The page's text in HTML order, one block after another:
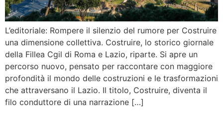
L’editoriale: Rompere il silenzio del rumore per Costruire
una dimensione collettiva. Costruire, lo storico giornale
della Fillea Cgil di Roma e Lazio, riparte. Si apre un
percorso nuovo, pensato per raccontare con maggiore
profondità il mondo delle costruzioni e le trasformazioni
che attraversano il Lazio. Il titolo, Costruire, diventa il
filo conduttore di una narrazione […]